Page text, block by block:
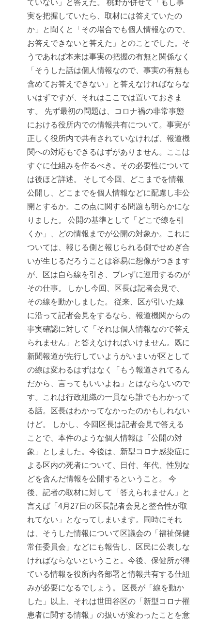
ていない」と答えた。
桃野が併せて「もし事
実を把握していたら、取材には答えていたの
か」と聞くと「その場合でも個人情報なので、
お答えできないと答えた」とのことでした。そ
うであれば本来は事実の把握の有無と関係なく
「そうした話は個人情報なので、事実の有無も
含めてお答えできない」と答えなければならな
いはずですが、それはここでは置いておきま
す。
先ず最初の問題は、コロナ禍の非常事態
における役所内での情報共有について。事実が
正しく役所内で共有されていなければ、報道機
関への対応もできるはずがありません。ここは
すぐに仕組みを作るべき。その必要性について
は後ほど詳述。
そして今回、どこまでを情報
公開し、どこまでを個人情報などに配慮し非公
開とするか。この点に関する問題も明らかにな
りました。
公開の基準として「どこで線を引
くか」、どの情報までが公開の対象か。これに
ついては、報じる側と報じられる側でせめぎ合
いが生じるだろうことは容易に想像がつきます
が、区は自ら線を引き、ブレずに運用するのが
その仕事。
しかし今回、区長は記者会見で、
その線を動かしました。
従来、区が引いた線
に沿って記者会見をするなら、報道機関からの
事実確認に対して「それは個人情報なので答え
られません」と答えなければいけません。既に
新聞報道が先行していようがいまいが区として
の線は変わるはずはなく「もう報道されてるん
だから、言ってもいいよね」とはならないので
す。
これは行政組織の一員なら誰でもわかって
る話。区長はわかってなかったのかもしれない
けど。
しかし、今回区長は記者会見で答える
ことで、本件のような個人情報は「公開の対
象」としました。今後は、新型コロナ感染症に
よる区内の死者について、日付、年代、性別な
どを含んだ情報を公開するということ。
今
後、記者の取材に対して「答えられません」と
言えば「4月27日の区長記者会見と整合性が取
れてない」となってしまいます。
同時にそれ
は、そうした情報について区議会の「福祉保健
常任委員会」などにも報告し、区民に公表しな
ければならないということ。今後、保健所が得
ている情報を役所内各部署と情報共有する仕組
みが必要になるでしょう。
区長が「線を動か
した」以上、それは世田谷区の「新型コロナ罹
患者に関する情報」の扱いが変わったことを意